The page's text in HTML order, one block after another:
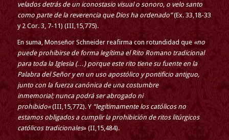
velados detrás de un iconostasio visual o sonoro, o velo santo
como parte de la reverencia que Dios ha ordenado”(Ex. 33,18-33
y 2 Cor. 3, 7-11) (III,15,775).
En suma, Monseñor Schneider reafirma con rotundidad que «no
puede prohibirse de forma legítima el Rito Romano tradicional
para toda la Iglesia (…) porque este rito tiene su fuente en la
Palabra del Señor y en un uso apostólico y pontificio antiguo,
junto con la fuerza canónica de una costumbre
inmemorial;nunca podrá ser abrogado ni
prohibido«(III,15,772). Y “legítimamente los católicos no
estamos obligados a cumplir la prohibición de ritos litúrgicos
católicos tradicionales» (II,15,484).